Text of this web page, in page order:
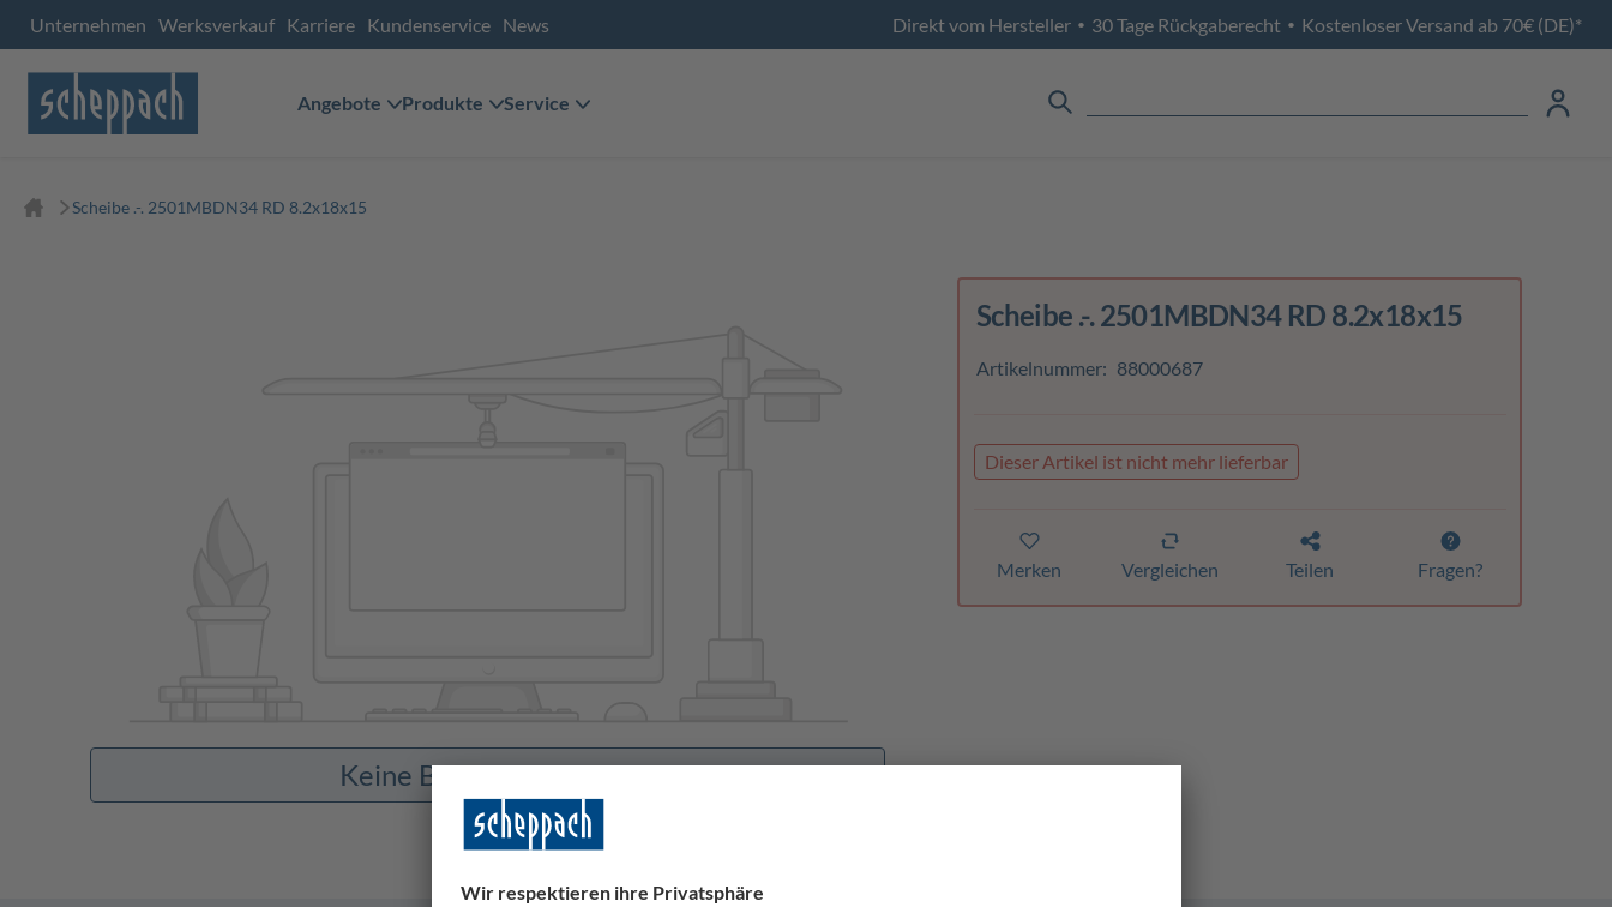
Unternehmen Werksverkauf Karriere Kundenservice News Direkt vom Hersteller • 30 Tage Rückgaberecht • Kostenloser Versand ab 70€ (DE)*
Angebote Produkte Service
Scheibe .-. 2501MBDN34 RD 8.2x18x15
Keine Bilder vorhanden
Scheibe .-. 2501MBDN34 RD 8.2x18x15
Artikelnummer: 88000687
Dieser Artikel ist nicht mehr lieferbar
Merken Vergleichen Teilen Fragen?